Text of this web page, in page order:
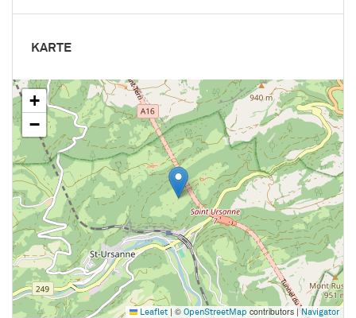
KARTE
+
−
Leaflet | © OpenStreetMap contributors |Navigator